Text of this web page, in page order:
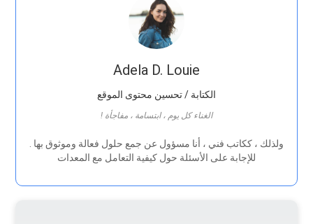
Adela D. Louie
الكتابة / تحسين محتوى الموقع
! الغناء كل يوم ، ابتسامة ، مفاجأة
للإجابة على الأسئلة حول كيفية التعامل مع المعدات